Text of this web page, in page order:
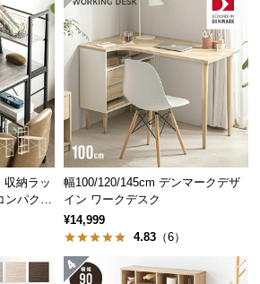
ールフレーム
スチールフレームを採用。耐久
使用いただけます。
収納ラッ
パクト
幅100/120/145cm デンマークデザ
イン ワークデスク
¥14,999
4.83 （6）